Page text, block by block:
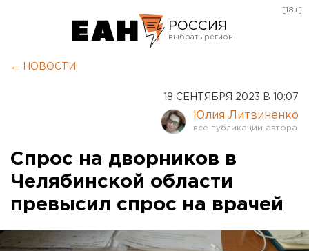
РОССИЯ
Курган
Оренбург
[18+]
← НОВОСТИ
18 СЕНТЯБРЯ 2023 В 10:07
Юлия Литвиненко
Спрос на дворников в
Челябинской области
превысил спрос на врачей